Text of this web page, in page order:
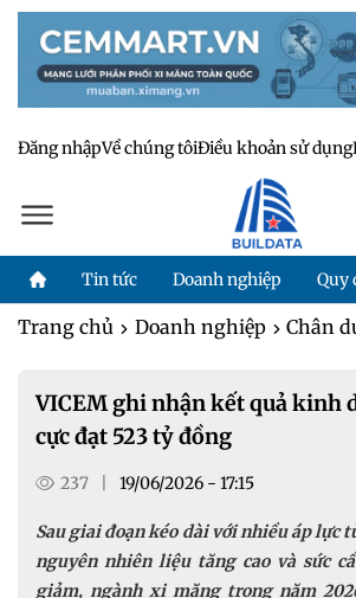
Đăng nhậpVề chúng tôiĐiều khoản sử dụng
Tin tức Doanh nghiệp Quy
Trang chủ Doanh nghiệp Chân
VICEM ghi nhận kết quả kinh
cực đạt 523 tỷ đồng
237 19/06/2026 - 17:15
Sau giai đoạn kéo dài với nhiều áp lực
nguyên nhiên liệu tăng cao và sức
giảm, ngành xi măng trong năm